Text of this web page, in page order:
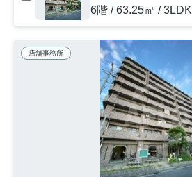
6階 / 63.25㎡ / 3LDK
店舗事務所